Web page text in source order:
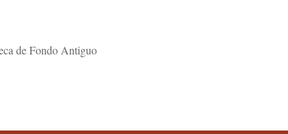
de Fondo Antiguo